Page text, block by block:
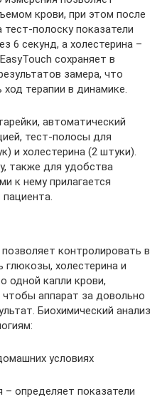
крови, при этом после
полоску показатели
6 секунд, а холестерина –
сохраняет в
замера, что
терапии в динамике.
автоматический
тест-полосы для
и холестерина (2 штуки).
также для удобства
к нему прилагается
контролировать в
глюкозы, холестерина и
одной капли крови,
чтобы аппарат за довольно
Биохимический анализ
условиях
– определяет показатели